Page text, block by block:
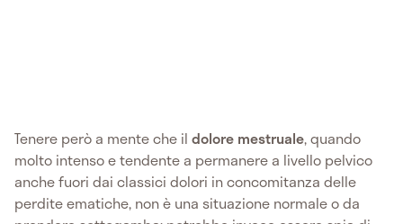
Tenere però a mente che il dolore mestruale, quando
molto intenso e tendente a permanere a livello pelvico
anche fuori dai classici dolori in concomitanza delle
perdite ematiche, non è una situazione normale o da